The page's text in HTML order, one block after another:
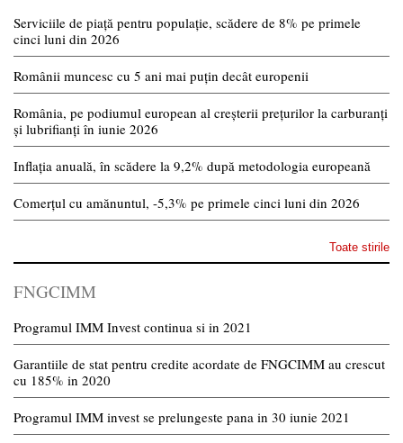
Serviciile de piață pentru populație, scădere de 8% pe primele
cinci luni din 2026
Românii muncesc cu 5 ani mai puțin decât europenii
România, pe podiumul european al creșterii prețurilor la carburanți
și lubrifianți în iunie 2026
Inflația anuală, în scădere la 9,2% după metodologia europeană
Comerțul cu amănuntul, -5,3% pe primele cinci luni din 2026
Toate stirile
FNGCIMM
Programul IMM Invest continua si in 2021
Garantiile de stat pentru credite acordate de FNGCIMM au crescut
cu 185% in 2020
Programul IMM invest se prelungeste pana in 30 iunie 2021